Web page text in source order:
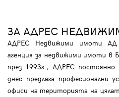
ЗА АДРЕС
АДРЕС Недвижими имоти АД
агенция за недвижими имоти в
през 1993г., АДРЕС
днес предлага професионални
офиси на територията на